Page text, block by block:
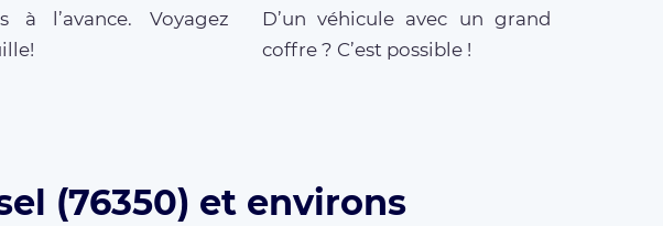
à l’avance. Voyagez
D’un véhicule avec un grand
coffre ? C’est possible !
(76350) et environs